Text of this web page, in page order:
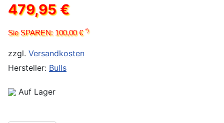
479,95 €
Sie SPAREN: 100,00 €*)
zzgl. Versandkosten
Hersteller: Bulls
Auf Lager